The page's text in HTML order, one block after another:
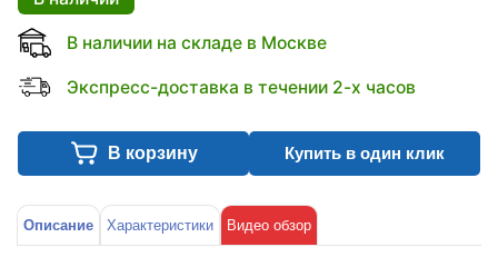
В наличии на складе в Москве
Экспресс-доставка в течении 2-х часов
В корзину Купить в один клик
Описание Характеристики Видео обзор